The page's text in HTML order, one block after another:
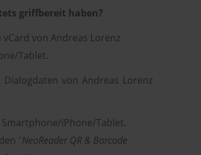
griffbereit haben?
von Andreas Lorenz
Tablet.
von Andreas Lorenz
Smartphone/iPhone/Tablet.
"NeoReader QR & Barcode